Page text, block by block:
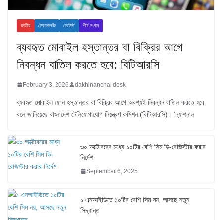
জাতীয় টেকনোলজি লেটেস্ট শীর্ষ সংবাদ
ব্যবহৃত মোবাইল হস্তান্তর বা বিক্রির আগে
নিবন্ধন বাতিল করতে হবে: বিটিআরসি
February 3, 2026 dakhinanchal desk
ব্যবহৃত মোবাইল ফোন হস্তান্তর বা বিক্রির আগে অবশ্যই নিবন্ধন বাতিল করতে হবে
বলে জানিয়েছে বাংলাদেশ টেলিযোগাযোগ নিয়ন্ত্রণ কমিশন (বিটিআরসি)। ‘ন্যাশনাল
৩০ অক্টোবরের মধ্যে ১০টির বেশি সিম ডি-রেজিস্টার করার
নির্দেশ
September 6, 2025
১ এনআইডিতে ১০টির বেশি সিম নয়, আসছে নতুন
সিদ্ধান্ত